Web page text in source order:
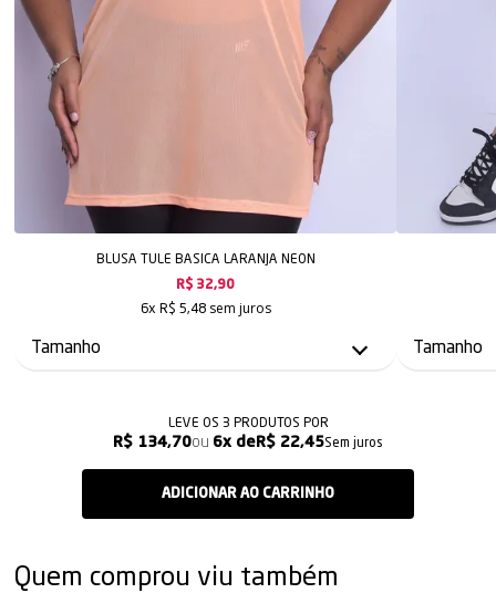
BLUSA TULE BASICA LARANJA NEON
R$ 32,90
6x R$ 5,48 sem juros
LEVE OS 3 PRODUTOS
R$ 134,70 6x R$ 22,45Sem juros
Quem comprou viu também